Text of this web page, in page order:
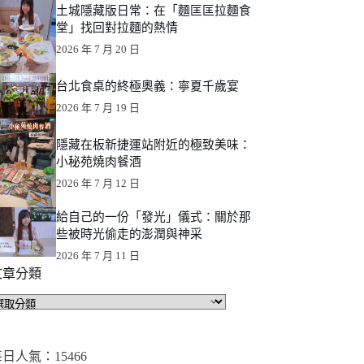
土城隱藏版日常：在「麵匡匡拉麵食
堂」找回對拉麵的熱情
2026 年 7 月 20 日
台北食桌的終極奧義：寧夏千歲宴
2026 年 7 月 19 日
隱藏在板新捷運站附近的極致美味：
小秘苑燒肉餐酒
2026 年 7 月 12 日
給自己的一份「發光」儀式：關於那
些被時光偷走的澎潤與神采
2026 年 7 月 11 日
分類
人氣：15466